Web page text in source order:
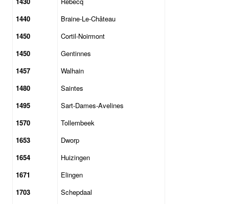
1440
Braine-Le-Château
1450
Cortil-Noirmont
1450
Gentinnes
1457
Walhain
1480
Saintes
1495
Sart-Dames-Avelines
1570
Tollembeek
1653
Dworp
1654
Huizingen
1671
Elingen
1703
Schepdaal